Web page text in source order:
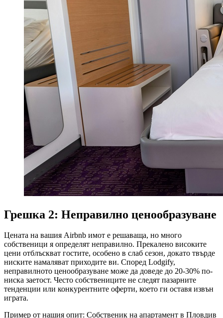
Грешка 2: Неправилно ценообразуване
Цената на вашия Airbnb имот е решаваща, но много
собственици я определят неправилно. Прекалено високите
цени отблъскват гостите, особено в слаб сезон, докато твърде
ниските намаляват приходите ви. Според Lodgify,
неправилното ценообразуване може да доведе до 20-30% по-
ниска заетост. Често собствениците не следят пазарните
тенденции или конкурентните оферти, което ги оставя извън
играта.
Пример от нашия опит: Собственик на апартамент в Пловдив